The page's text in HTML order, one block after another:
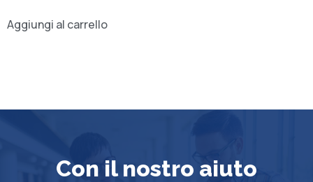
Aggiungi al carrello
Con il nostro aiuto